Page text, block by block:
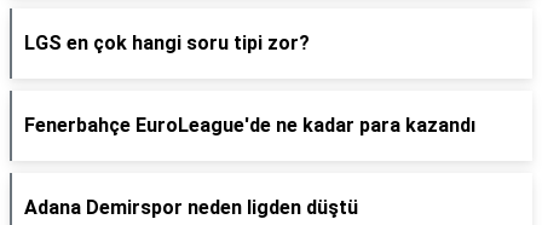
LGS en çok hangi soru tipi zor?
Fenerbahçe EuroLeague'de ne kadar para kazandı
Adana Demirspor neden ligden düştü